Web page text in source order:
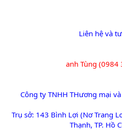
Liên hệ và
anh Tùng (0984
Công ty TNHH THương mại
Trụ sở: 143 Bình Lợi (Nơ Trang
Thạnh, TP. Hồ